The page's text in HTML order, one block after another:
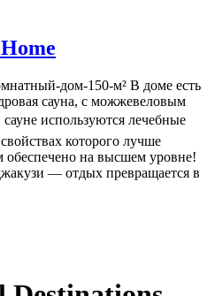
дом-150-м² В доме есть
сауна, с можжевеловым
используются лечебные
которого лучше
обеспечено на высшем уровне!
— отдых превращается в